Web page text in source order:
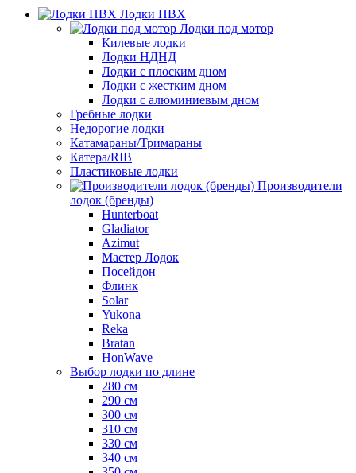
Лодки ПВХ
Лодки под мотор
Килевые лодки
Лодки НДНД
Лодки с плоским дном
Лодки с жестким дном
Лодки с алюминиевым дном
Гребные лодки
Недорогие лодки
Катамараны/Тримараны
Катера/RIB
Пластиковые лодки
Производители
лодок (бренды)
Hunterboat
Gladiator
Azimut
Мастер Лодок
Посейдон
Флинк
Solar
Yukona
Reka
Bratan
HonWave
Выбор лодки по длине
280 см
290 см
300 см
310 см
330 см
340 см